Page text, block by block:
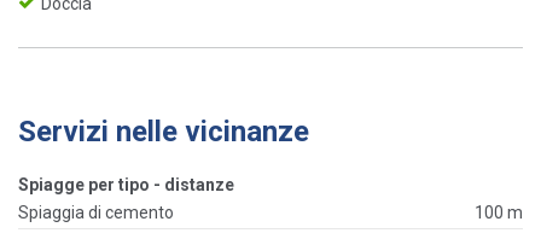
Doccia
Servizi nelle vicinanze
Spiagge per tipo - distanze
Spiaggia di cemento
100 m